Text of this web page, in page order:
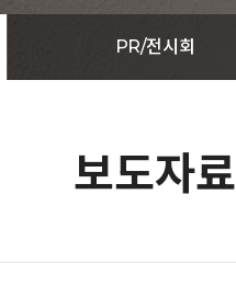
PR/전시회
보도자료